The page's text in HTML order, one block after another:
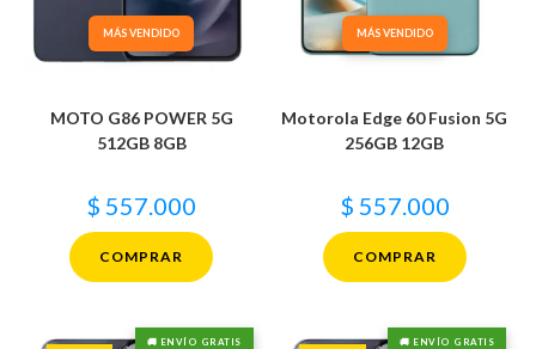
MÁS VENDIDO
MOTO G86 POWER 5G
512GB 8GB
$ 557.000
COMPRAR
MÁS VENDIDO
Motorola Edge 60 Fusion 5G
256GB 12GB
$ 557.000
COMPRAR
🚚 ENVÍO GRATIS 🚚 ENVÍO GRATIS